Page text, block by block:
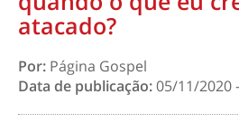
atacado?
Por: Página Gospel
Data de publicação:05/11/2020